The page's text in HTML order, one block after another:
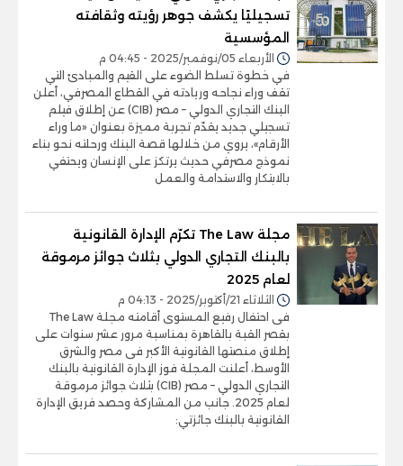
تسجيليًا يكشف جوهر رؤيته وثقافته
المؤسسية
الأربعاء 05/نوفمبر/2025 - 04:45 م
في خطوة تسلط الضوء على القيم والمبادئ التي
تقف وراء نجاحه وريادته في القطاع المصرفي، أعلن
البنك التجاري الدولي – مصر (CIB) عن إطلاق فيلم
تسجيلي جديد يقدّم تجربة مميزة بعنوان «ما وراء
الأرقام»، يروي من خلالها قصة البنك ورحلته نحو بناء
نموذج مصرفي حديث يرتكز على الإنسان ويحتفي
بالابتكار والاستدامة والعمل
مجلة The Law تكرّم الإدارة القانونية
بالبنك التجاري الدولي بثلاث جوائز مرموقة
لعام 2025
الثلاثاء 21/أكتوبر/2025 - 04:13 م
فى احتفال رفيع المستوى أقامته مجلة The Law
بقصر القبة بالقاهرة بمناسبة مرور عشر سنوات على
إطلاق منصتها القانونية الأكبر فى مصر والشرق
الأوسط، أعلنت المجلة فوز الإدارة القانونية بالبنك
التجاري الدولي – مصر (CIB) بثلاث جوائز مرموقة
لعام 2025. جانب من المشاركة وحصد فريق الإدارة
القانونية بالبنك جائزتي: